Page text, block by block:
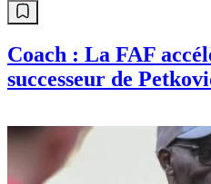
Coach : La FAF
successeur de